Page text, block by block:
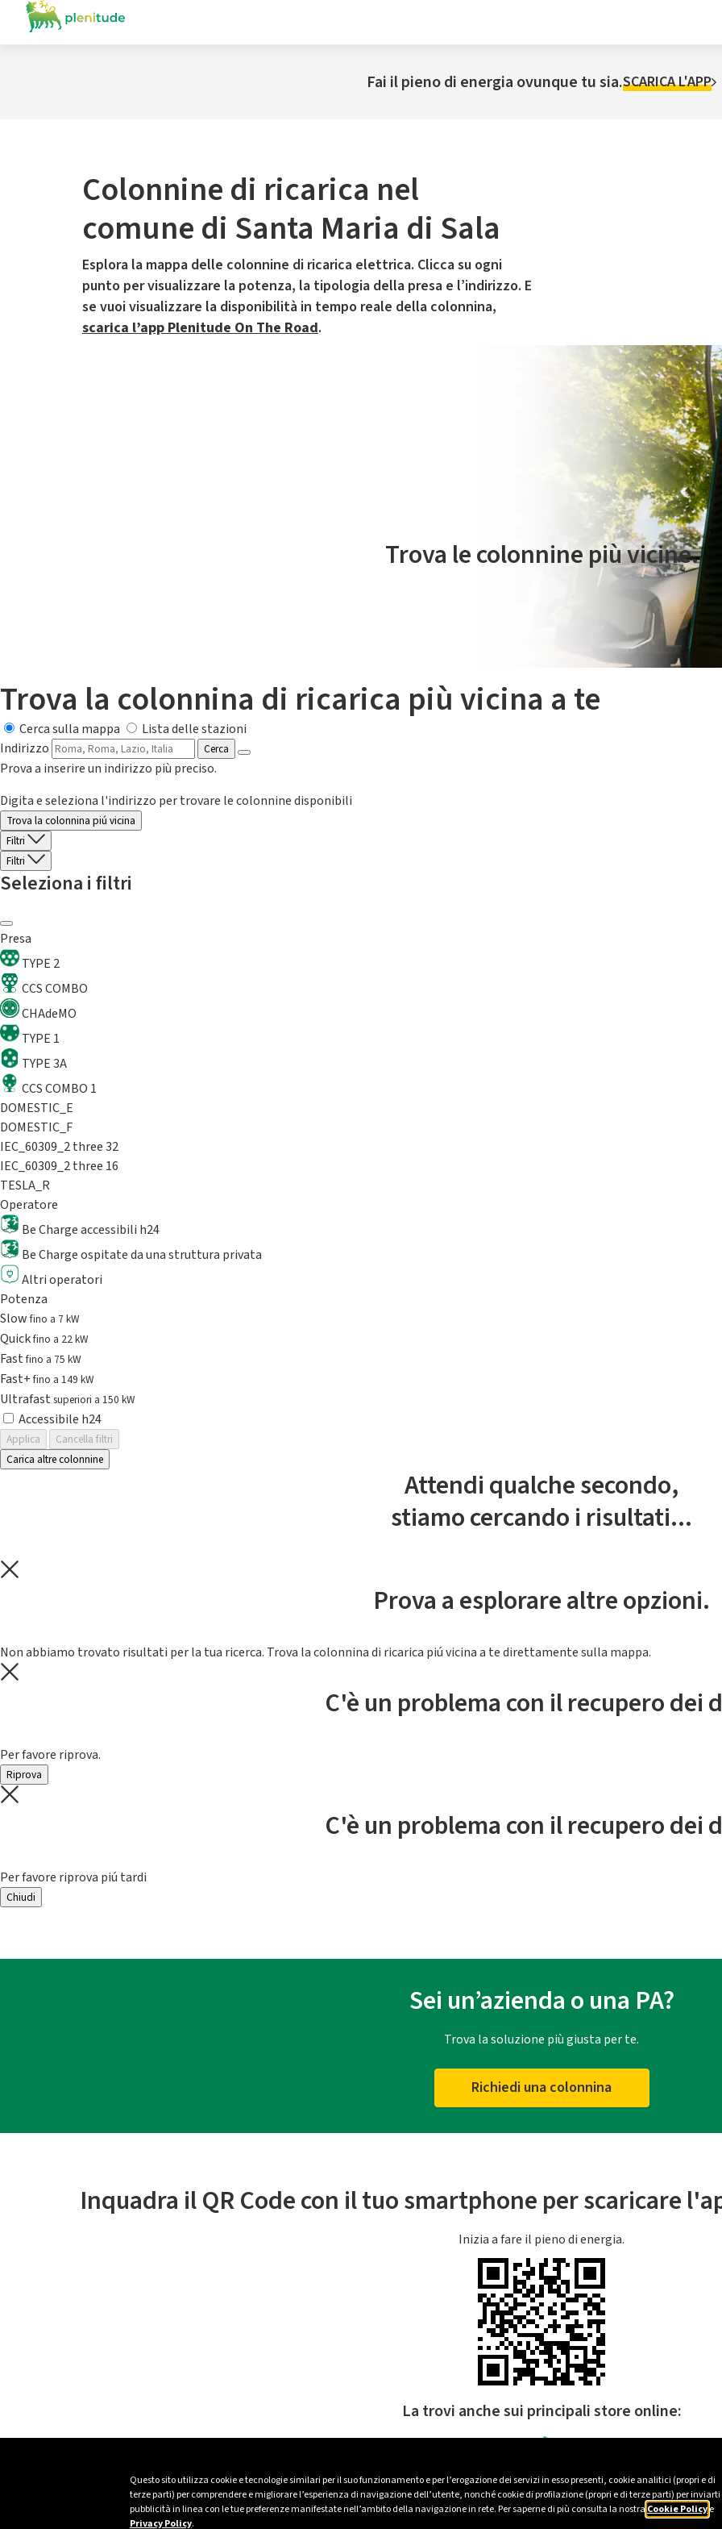
Questo sito utilizza cookie e tecnologie similari per il suo funzionamento e per l’erogazione dei servizi in esso presenti, cookie analitici (propri e di
terze parti) per comprendere e migliorare l’esperienza di navigazione dell’utente, nonché cookie di profilazione (propri e di terze parti) per inviarti
pubblicità in linea con le tue preferenze manifestate nell’ambito della navigazione in rete. Per saperne di più consulta la nostra Cookie Policye
Privacy Policy.
Fai il pieno di energia ovunque tu sia.SCARICA L'APP
Colonnine di ricarica nel
comune di Santa Maria di Sala
Esplora la mappa delle colonnine di ricarica elettrica. Clicca su ogni
punto per visualizzare la potenza, la tipologia della presa e l’indirizzo. E
se vuoi visualizzare la disponibilità in tempo reale della colonnina,
scarica l’app Plenitude On The Road.
Il servizio di mobilità elettrica è gestito da Plenitude On The Road
Trova le colonnine più vicine.
Trova la colonnina di ricarica più vicina a te
Cerca sulla mappa
Lista delle stazioni
Indirizzo
Cerca
Prova a inserire un indirizzo più preciso.
Digita e seleziona l'indirizzo per trovare le colonnine disponibili
Trova la colonnina piú vicina
Filtri
Filtri
Seleziona i filtri
Presa
TYPE 2
CCS COMBO
CHAdeMO
TYPE 1
TYPE 3A
CCS COMBO 1
DOMESTIC_E
DOMESTIC_F
IEC_60309_2 three 32
IEC_60309_2 three 16
TESLA_R
Operatore
Be Charge accessibili h24
Be Charge ospitate da una struttura privata
Altri operatori
Potenza
Slowfino a 7 kW
Quickfino a 22 kW
Fastfino a 75 kW
Fast+fino a 149 kW
Ultrafast superiori a 150 kW
Accessibile h24
Applica
Cancella filtri
Carica altre colonnine
Attendi qualche secondo,
stiamo cercando i risultati...
Prova a esplorare altre opzioni.
Non abbiamo trovato risultati per la tua ricerca. Trova la colonnina di ricarica piú vicina a te direttamente sulla mappa.
C'è un problema con il recupero dei
Per favore riprova.
Riprova
C'è un problema con il recupero dei
Per favore riprova piú tardi
Chiudi
Sei un’azienda o una PA?
Trova la soluzione più giusta per te.
Richiedi una colonnina
Inquadra il QR Code con il tuo smartphone per scaricare
Inizia a fare il pieno di energia.
La trovi anche sui principali store online: